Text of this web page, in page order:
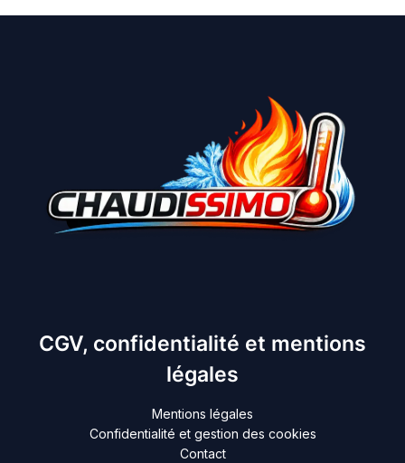
CGV, confidentialité et mentions
légales
Mentions légales
Confidentialité et gestion des cookies
Contact